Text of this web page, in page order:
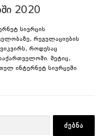
2020
სივრცის
რეგულაციების
როდესაც
მეტიც,
ინტერნეტ სივრცეში